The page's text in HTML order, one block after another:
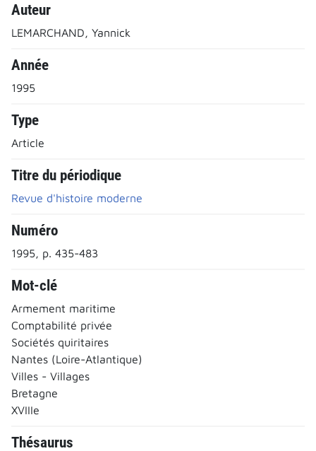
Auteur
LEMARCHAND, Yannick
Année
1995
Type
Article
Titre du périodique
Revue d'histoire moderne
Numéro
1995, p. 435-483
Mot-clé
Armement maritime
Comptabilité privée
Sociétés quiritaires
Nantes (Loire-Atlantique)
Villes - Villages
Bretagne
XVIIIe
Thésaurus